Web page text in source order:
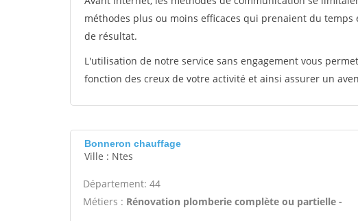
méthodes plus ou moins efficaces qui prenaient du
de résultat.
L'utilisation de notre service sans engagement vous
fonction des creux de votre activité et ainsi assurer un
Bonneron chauffage
Ville : Ntes
Département: 44
Métiers : Rénovation plomberie complète ou partielle -